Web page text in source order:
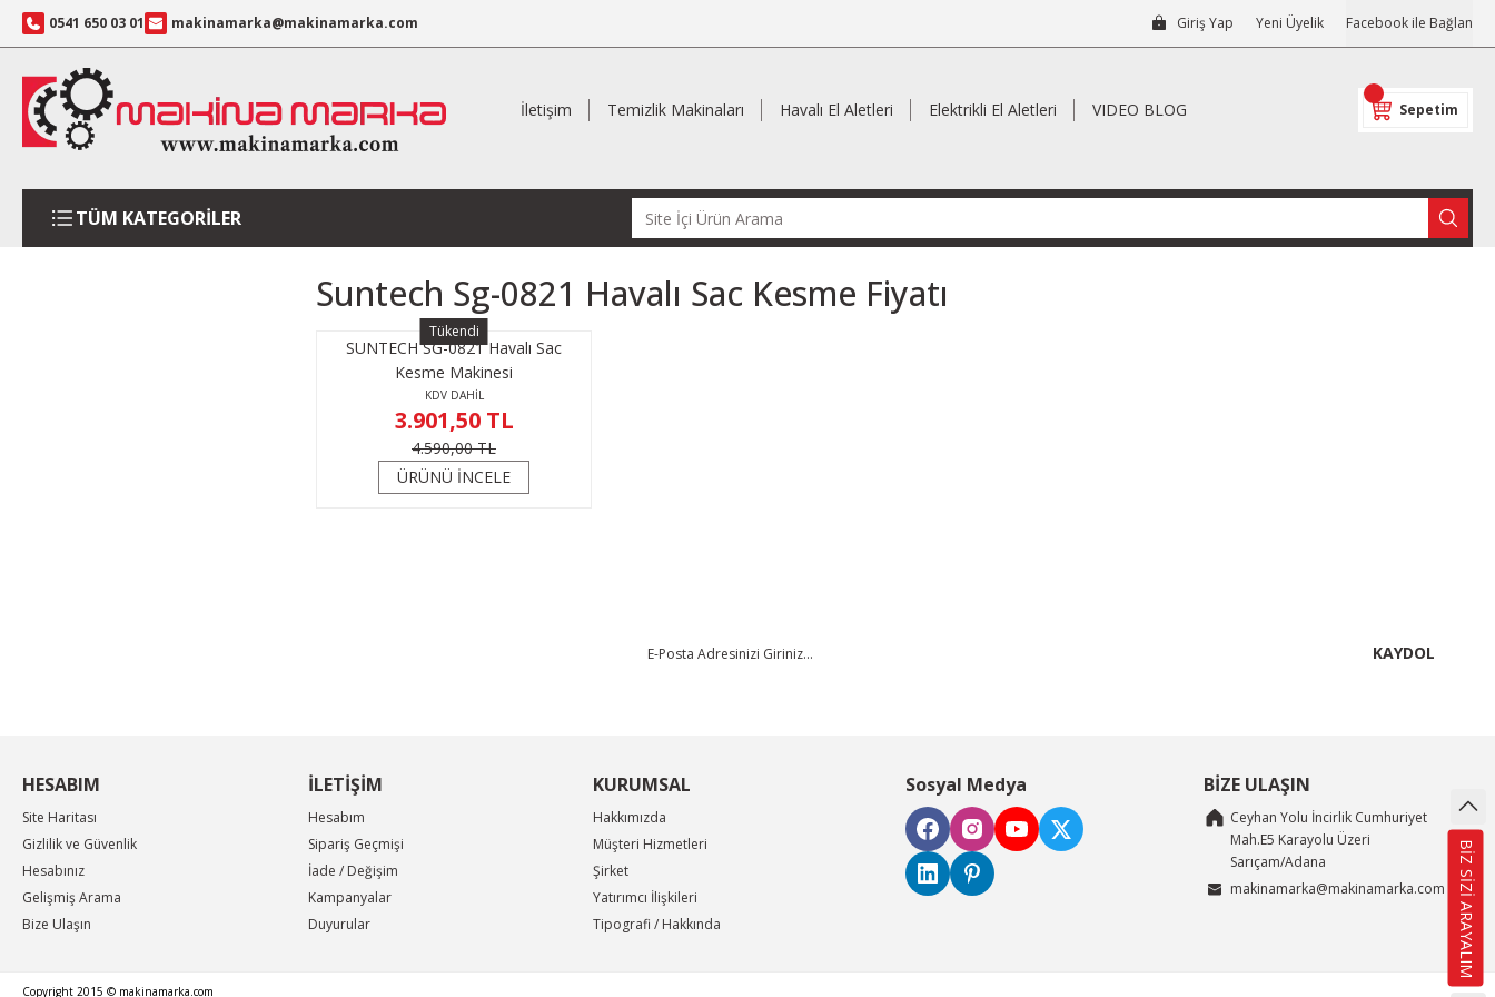
0541 650 03 01 makinamarka@makinamarka.com Giriş Yap Yeni Üyelik Facebook ile Bağlan
İletişim Temizlik Makinaları Havalı El Aletleri Elektrikli El Aletleri VIDEO BLOG Sepetim
TÜM KATEGORİLER
Suntech Sg-0821 Havalı Sac Kesme Fiyatı
Tükendi
SUNTECH SG-0821 Havalı Sac
Kesme Makinesi
KDV DAHİL
3.901,50 TL
4.590,00 TL
ÜRÜNÜ İNCELE
KAYDOL
HESABIM
Site Haritası
Gizlilik ve Güvenlik
Hesabınız
Gelişmiş Arama
Bize Ulaşın
İLETİŞİM
Hesabım
Sipariş Geçmişi
İade / Değişim
Kampanyalar
Duyurular
KURUMSAL
Hakkımızda
Müşteri Hizmetleri
Şirket
Yatırımcı İlişkileri
Tipografi / Hakkında
Sosyal Medya BİZE ULAŞIN
Ceyhan Yolu İncirlik Cumhuriyet
Mah.E5 Karayolu Üzeri
Sarıçam/Adana
makinamarka@makinamarka.com
Copyright 2015 © makinamarka.com
BİZ SİZİ ARAYALIM